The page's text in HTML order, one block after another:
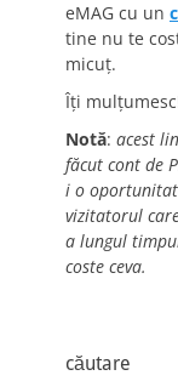
eMAG cu un
tine nu te
micuț.
Îți
Notă: acest
făcut cont de
i o
vizitatorul
a lungul
coste ceva.
căutare